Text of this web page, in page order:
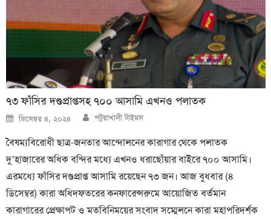
৭৩ ফাঁসির দণ্ডপ্রাপ্তসহ ৭০০ আসামি এখনও পলাতক
Posted
on
ডিসেম্বর ৪, ২০২৪ Author
পটুয়াখালী টাইমস
বৈষম্যবিরোধী ছাত্র-জনতার আন্দোলনের কারাগার থেকে পলাতক
দু’হাজারের অধিক বন্দির মধ্যে এখনও ধরাছোঁয়ার বাইরে ৭০০ আসামি।
এরমধ্যে ফাঁসির দণ্ডপ্রাপ্ত আসামি রয়েছেন ৭৩ জন। আজ বুধবার (৪
ডিসেম্বর) কারা অধিদফতরের কনফারেন্সরুমে আয়োজিত বর্তমান
কারাগারের প্রেক্ষাপট ও মতবিনিময়ের সংবাদ সম্মেলনে কারা মহাপরিদর্শক